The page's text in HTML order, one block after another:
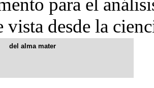
para el
vista desde la
del alma mater